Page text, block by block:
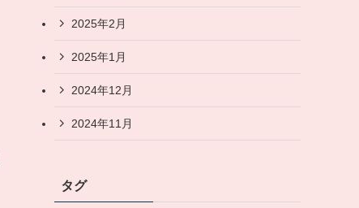
2025年2月
2025年1月
2024年12月
2024年11月
タグ